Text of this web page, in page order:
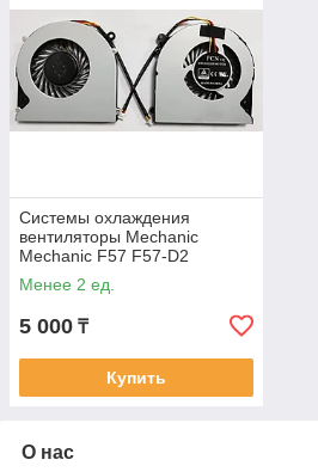
Системы охлаждения
вентиляторы Mechanic
Mechanic F57 F57-D2
N550RC Clevo 6-31-N5502-
102 5v 3-pin Кулер FAN
Менее 2 ед.
5 000 ₸
Купить
О нас